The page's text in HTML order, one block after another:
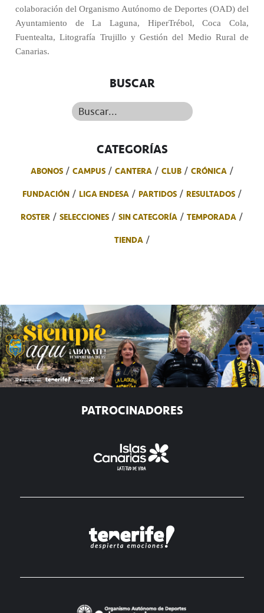
colaboración del Organismo Autónomo de Deportes (OAD) del
Ayuntamiento de La Laguna, HiperTrébol, Coca Cola,
Fuentealta, Litografía Trujillo y Gestión del Medio Rural de
Canarias.
BUSCAR
Buscar...
CATEGORÍAS
ABONOS CAMPUS CANTERA CLUB
CRÓNICA
FUNDACIÓN
LIGA ENDESA PARTIDOS
RESULTADOS
ROSTER
SELECCIONES SIN CATEGORÍA
TEMPORADA
TIENDA
PATROCINADORES